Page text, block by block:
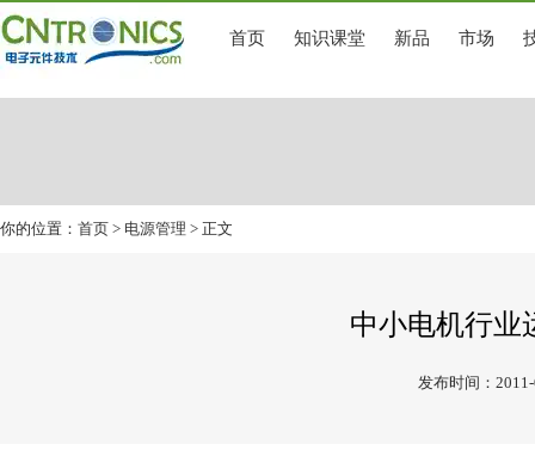
首页 知识课堂 新品 市场
你的位置： 首页 > 电源管理 > 正文
中小电机行业
发布时间：